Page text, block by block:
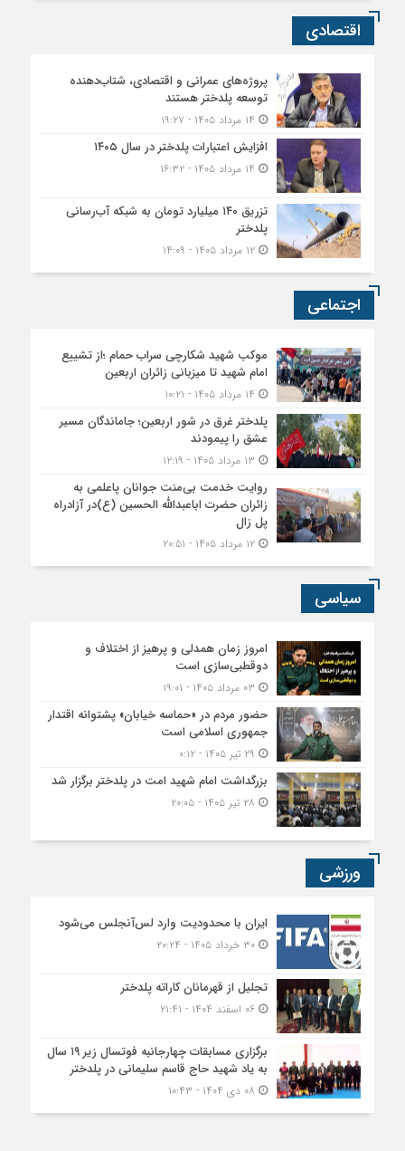
اقتصادی
پروژه‌های عمرانی و اقتصادی، شتاب‌دهنده
توسعه پلدختر هستند
افزایش اعتبارات پلدختر در سال ۱۴۰۵
تزریق ۱۴۰ میلیارد تومان به شبکه آب‌رسانی
پلدختر
۱۲ مرداد ۱۴۰۵ - ۱۴:۰۹
اجتماعی
موکب شهید شکارچی سراب حمام ؛از تشییع
امام شهید تا میزبانی زائران اربعین
پلدختر غرق در شور اربعین؛ جاماندگان مسیر
عشق را پیمودند
روایت خدمت بی‌منت جوانان پاعلمی به
زائران حضرت اباعبدالله الحسین (ع)در آزادراه
پل زال
۱۲ مرداد ۱۴۰۵ - ۲۰:۵۱
سیاسی
امروز زمان همدلی و پرهیز از اختلاف و
دوقطبی‌سازی است
حضور مردم در «حماسه خیابان» پشتوانه اقتدار
جمهوری اسلامی است
بزرگداشت امام شهید امت در پلدختر برگزار شد
ورزشی
ایران با محدودیت وارد لس‌آنجلس می‌شود
۳۰ خرداد ۱۴۰۵ - ۲۰:۲۴
تجلیل از قهرمانان کاراته پلدختر
۰۶ اسفند ۱۴۰۴ - ۲۱:۴۱
برگزاری مسابقات چهارجانبه فوتسال زیر ۱۹ سال
به یاد شهید حاج قاسم سلیمانی در پلدختر